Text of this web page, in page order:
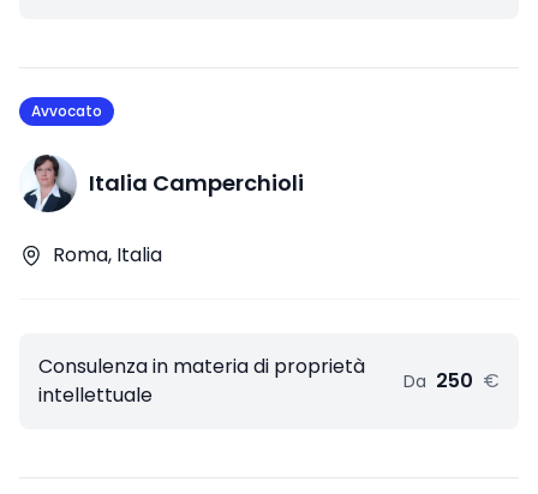
Avvocato
Italia Camperchioli
Roma, Italia
Consulenza in materia di proprietà
intellettuale
Da 250 €